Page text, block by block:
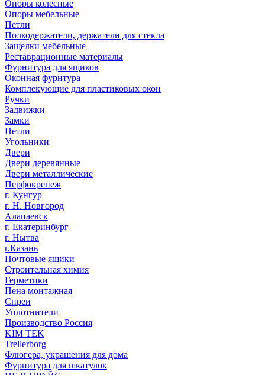
Опоры колесные
Опоры мебельные
Петли
Полкодержатели, держатели для стекла
Защелки мебельные
Реставрационные материалы
Фурнитура для ящиков
Оконная фурнтура
Комплекующие для пластиковых окон
Ручки
Задвижки
Замки
Петли
Угольники
Двери
Двери деревянные
Двери металлические
Перфокрепеж
г. Кунгур
г. Н. Новгород
Алапаевск
г. Екатеринбург
г. Нытва
г.Казань
Почтовые ящики
Строительная химия
Герметики
Пена монтажная
Спреи
Уплотнители
Производство Россия
KIM TEK
Trellerborg
Флюгера, украшения для дома
Фурнитура для шкатулок